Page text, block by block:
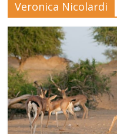
Mensile
di
arte,
cultura,
turismo
e
curiosità
Veronica Nicolardi